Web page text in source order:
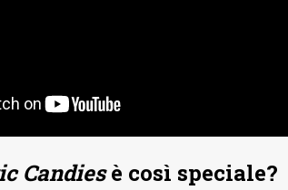
Candiesè così speciale?